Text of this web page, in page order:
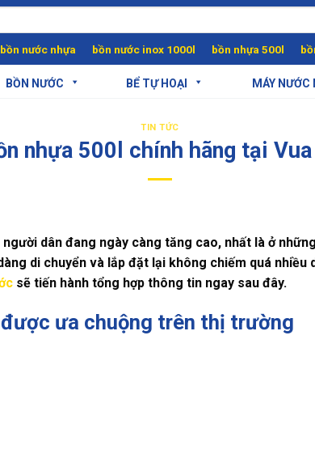
bồn nước nhựa bồn nước inox 1000l bồn nhựa 500l
BỒN NƯỚC BỂ TỰ HOẠI MÁY NƯỚC
TIN TỨC
nhựa 500l chính hãng tại
người dân đang ngày càng tăng cao, nhất là ở
di chuyển và lắp đặt lại không chiếm quá
sẽ tiến hành tổng hợp thông tin ngay sau đây.
ưa chuộng trên thị trường